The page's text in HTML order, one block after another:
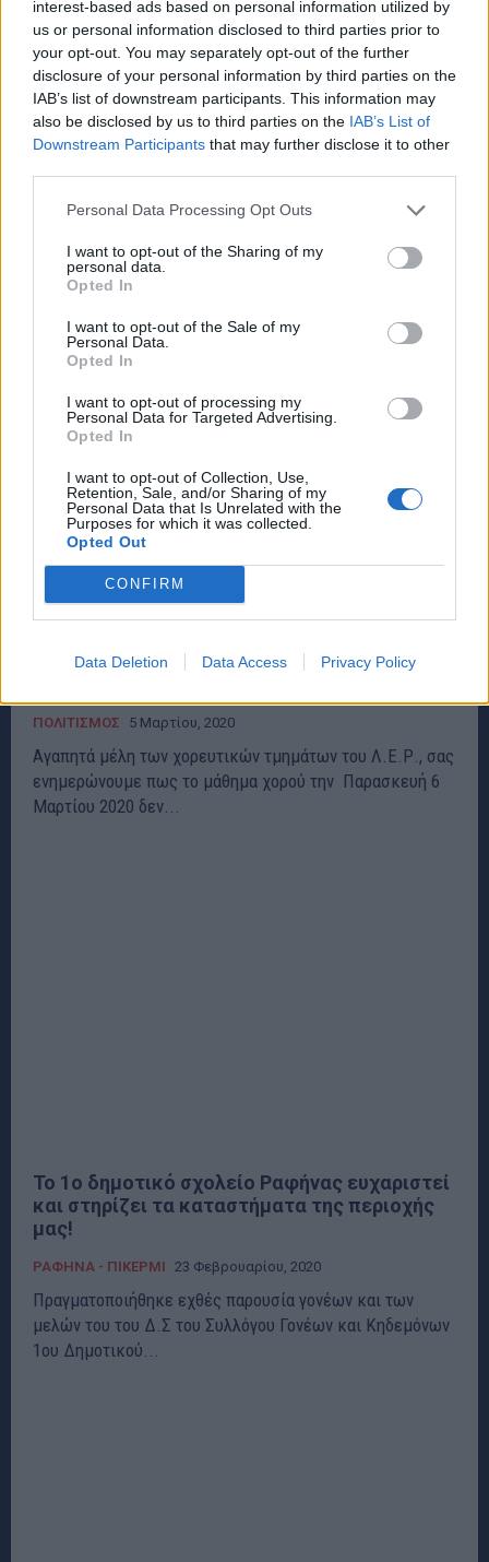
interest-based ads based on personal information utilized by
us or personal information disclosed to third parties prior to
your opt-out. You may separately opt-out of the further
disclosure of your personal information by third parties on the
IAB’s list of downstream participants. This information may
also be disclosed by us to third parties on the IAB’s List of
Downstream Participants that may further disclose it to other
Personal Data Processing Opt Outs
I want to opt-out of the Sharing of my
personal data.
Opted In
I want to opt-out of the Sale of my
Personal Data.
Opted In
I want to opt-out of processing my
Personal Data for Targeted Advertising.
Opted In
I want to opt-out of Collection, Use,
Retention, Sale, and/or Sharing of my
Personal Data that Is Unrelated with the
Purposes for which it was collected.
Opted Out
CONFIRM
Data Deletion Data Access Privacy Policy
Ο Σύλλογος Γονέων & Κηδεμόνων του 1ου
δημοτικού Ραφήνας καλωσορίζει τα
ΡΑΦΗΝΑ - ΠΙΚΕΡΜΙ 16 Σεπτεμβρίου, 2021
σχολείου Ραφήνας ,καλωσορίζει στο σχολείο μας τα "
Λύκειο Ελληνίδων Ραφήνας : Αλλαγή χώρου,
ΠΟΛΙΤΙΣΜΟΣ 5 Μαρτίου, 2020
Αγαπητά μέλη των χορευτικών τμημάτων του Λ.Ε.Ρ., σας
ενημερώνουμε πως το μάθημα χορού την Παρασκευή 6
Μαρτίου 2020 δεν...
Το 1ο δημοτικό σχολείο Ραφήνας ευχαριστεί
και στηρίζει τα καταστήματα της περιοχής
μας!
ΡΑΦΗΝΑ - ΠΙΚΕΡΜΙ 23 Φεβρουαρίου, 2020
Πραγματοποιήθηκε εχθές παρουσία γονέων και των
μελών του του Δ.Σ του Συλλόγου Γονέων και Κηδεμόνων
1ου Δημοτικού...